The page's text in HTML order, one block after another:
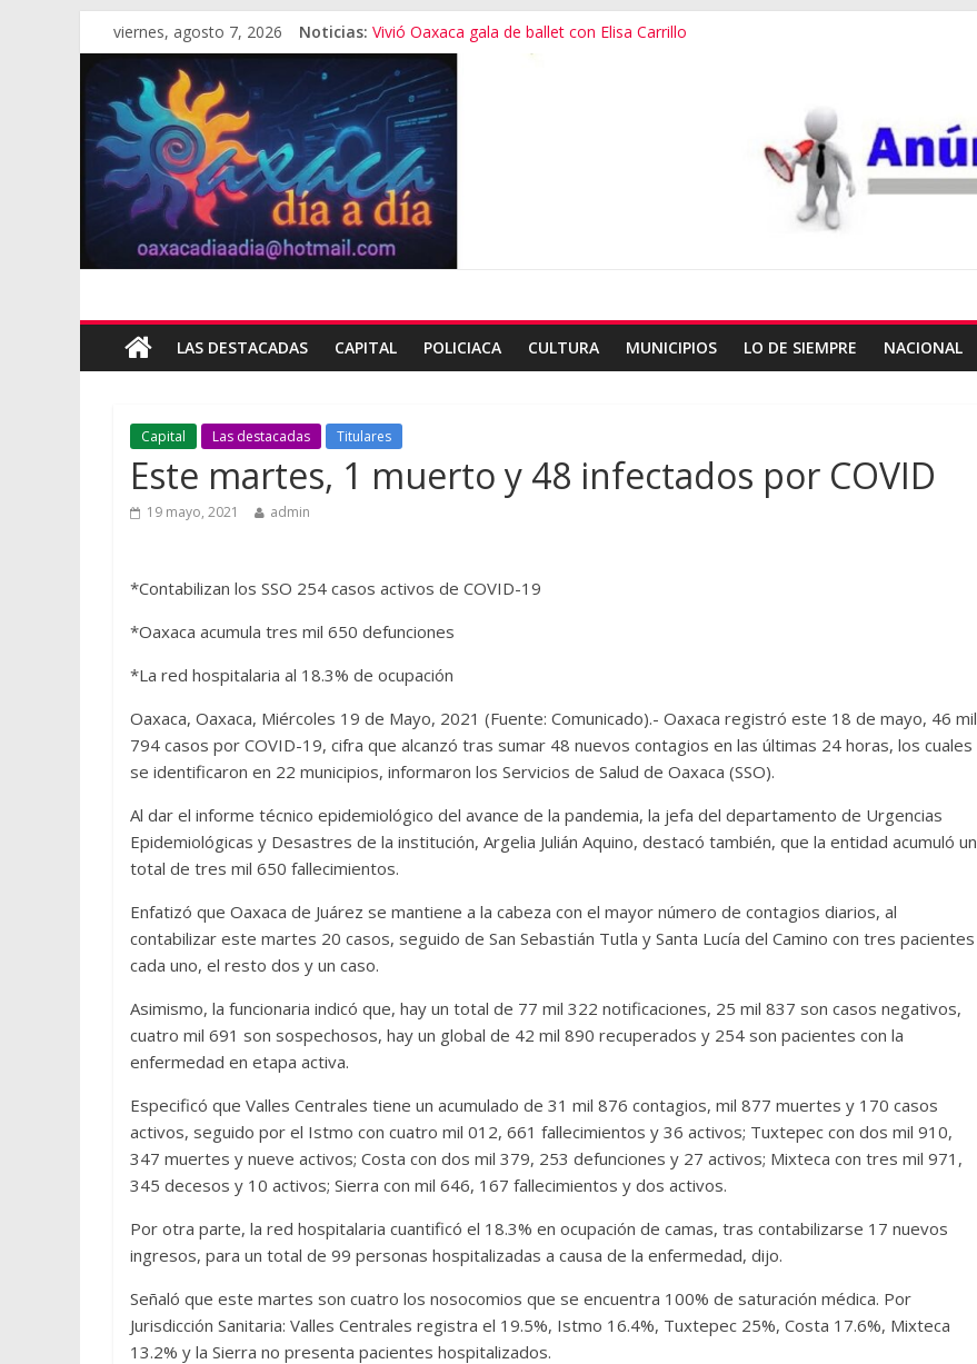
viernes, agosto 7, 2026 Noticias: Vivió Oaxaca gala de ballet con Elisa Carrillo
El pionero de la escalada en Oaxaca
Oaxaca capital, 3er destino más feliz del mundo
Vestimenta en Quialana, expuesta al plagio
Aniversario del Museo Frissell de Mitla
LAS DESTACADAS CAPITAL POLICIACA CULTURA MUNICIPIOS LO DE SIEMPRE NACIONAL
Capital Las destacadas Titulares
Este martes, 1 muerto y 48 infectados por COVID
19 mayo, 2021 admin
*Contabilizan los SSO 254 casos activos de COVID-19
*Oaxaca acumula tres mil 650 defunciones
*La red hospitalaria al 18.3% de ocupación
Oaxaca, Oaxaca, Miércoles 19 de Mayo, 2021 (Fuente: Comunicado).- Oaxaca registró este 18 de mayo, 46 mil
794 casos por COVID-19, cifra que alcanzó tras sumar 48 nuevos contagios en las últimas 24 horas, los cuales
se identificaron en 22 municipios, informaron los Servicios de Salud de Oaxaca (SSO).
Al dar el informe técnico epidemiológico del avance de la pandemia, la jefa del departamento de Urgencias
Epidemiológicas y Desastres de la institución, Argelia Julián Aquino, destacó también, que la entidad acumuló un
total de tres mil 650 fallecimientos.
Enfatizó que Oaxaca de Juárez se mantiene a la cabeza con el mayor número de contagios diarios, al
contabilizar este martes 20 casos, seguido de San Sebastián Tutla y Santa Lucía del Camino con tres pacientes
cada uno, el resto dos y un caso.
Asimismo, la funcionaria indicó que, hay un total de 77 mil 322 notificaciones, 25 mil 837 son casos negativos,
cuatro mil 691 son sospechosos, hay un global de 42 mil 890 recuperados y 254 son pacientes con la
enfermedad en etapa activa.
Especificó que Valles Centrales tiene un acumulado de 31 mil 876 contagios, mil 877 muertes y 170 casos
activos, seguido por el Istmo con cuatro mil 012, 661 fallecimientos y 36 activos; Tuxtepec con dos mil 910,
347 muertes y nueve activos; Costa con dos mil 379, 253 defunciones y 27 activos; Mixteca con tres mil 971,
345 decesos y 10 activos; Sierra con mil 646, 167 fallecimientos y dos activos.
Por otra parte, la red hospitalaria cuantificó el 18.3% en ocupación de camas, tras contabilizarse 17 nuevos
ingresos, para un total de 99 personas hospitalizadas a causa de la enfermedad, dijo.
Señaló que este martes son cuatro los nosocomios que se encuentra 100% de saturación médica. Por
Jurisdicción Sanitaria: Valles Centrales registra el 19.5%, Istmo 16.4%, Tuxtepec 25%, Costa 17.6%, Mixteca
13.2% y la Sierra no presenta pacientes hospitalizados.